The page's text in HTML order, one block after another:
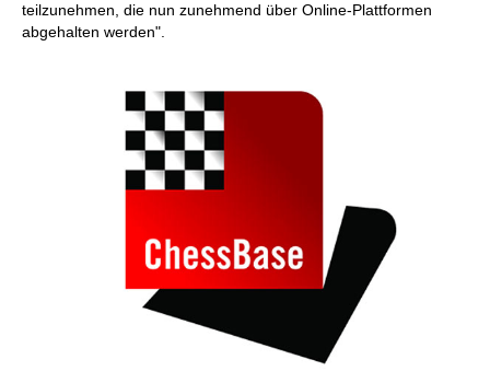
teilzunehmen, die nun zunehmend über Online-Plattformen
abgehalten werden".